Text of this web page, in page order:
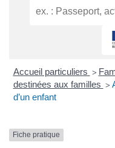
Accueil particuliers >
destinées aux familles >
d’un enfant
Fiche pratique